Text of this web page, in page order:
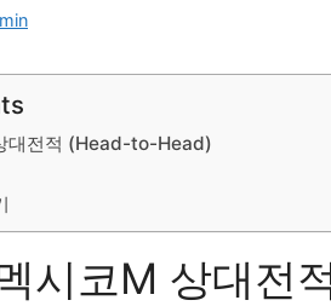
대전적 (Head-to-Head)
시코M 상대전